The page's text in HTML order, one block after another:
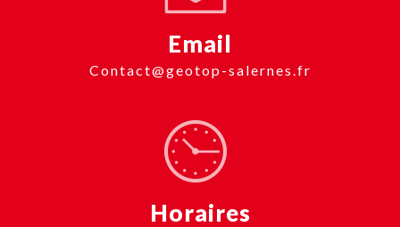
Email
contact@geotop-salernes.fr
Horaires